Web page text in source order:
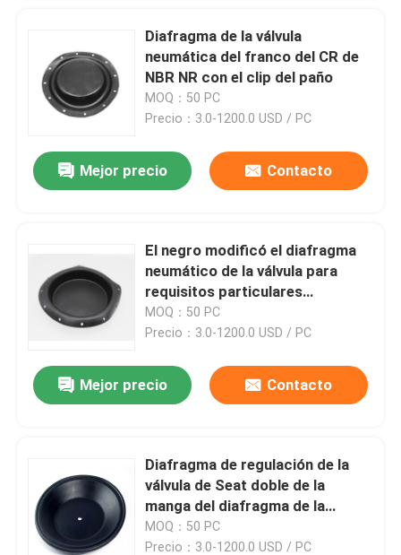
Diafragma de la válvula
neumática del franco del CR de
NBR NR con el clip del paño
MOQ：50 PC
Precio：3.0-1200.0 USD / PC
Mejor precio Contacto
El negro modificó el diafragma
neumático de la válvula para
requisitos particulares
electromagnética de la entrada
del agua del diafragma de la
MOQ：50 PC
Precio：3.0-1200.0 USD / PC
Mejor precio Contacto
Diafragma de regulación de la
válvula de Seat doble de la
manga del diafragma de la
válvula neumática
MOQ：50 PC
Precio：3.0-1200.0 USD / PC